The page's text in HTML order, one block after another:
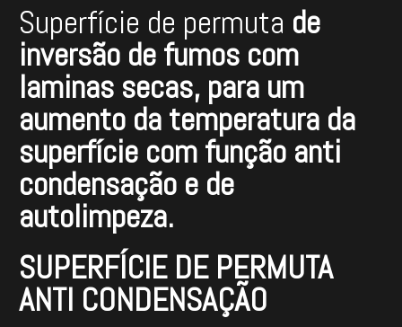
Superfície de permuta de
inversão de fumos com
laminas secas, para um
aumento datemperatura da
superfície comfunção anti
condensação e de
autolimpeza.
SUPERFÍCIE DE PERMUTA
ANTI CONDENSAÇÃO